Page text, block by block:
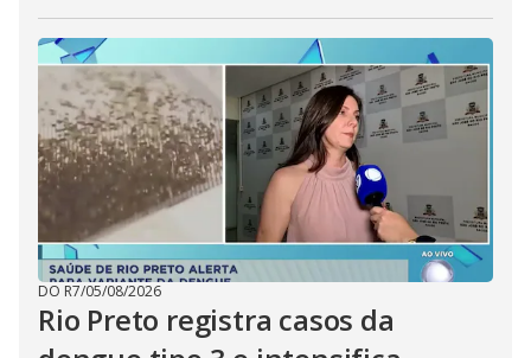
DO R7/05/08/2026
Rio Preto registra casos da